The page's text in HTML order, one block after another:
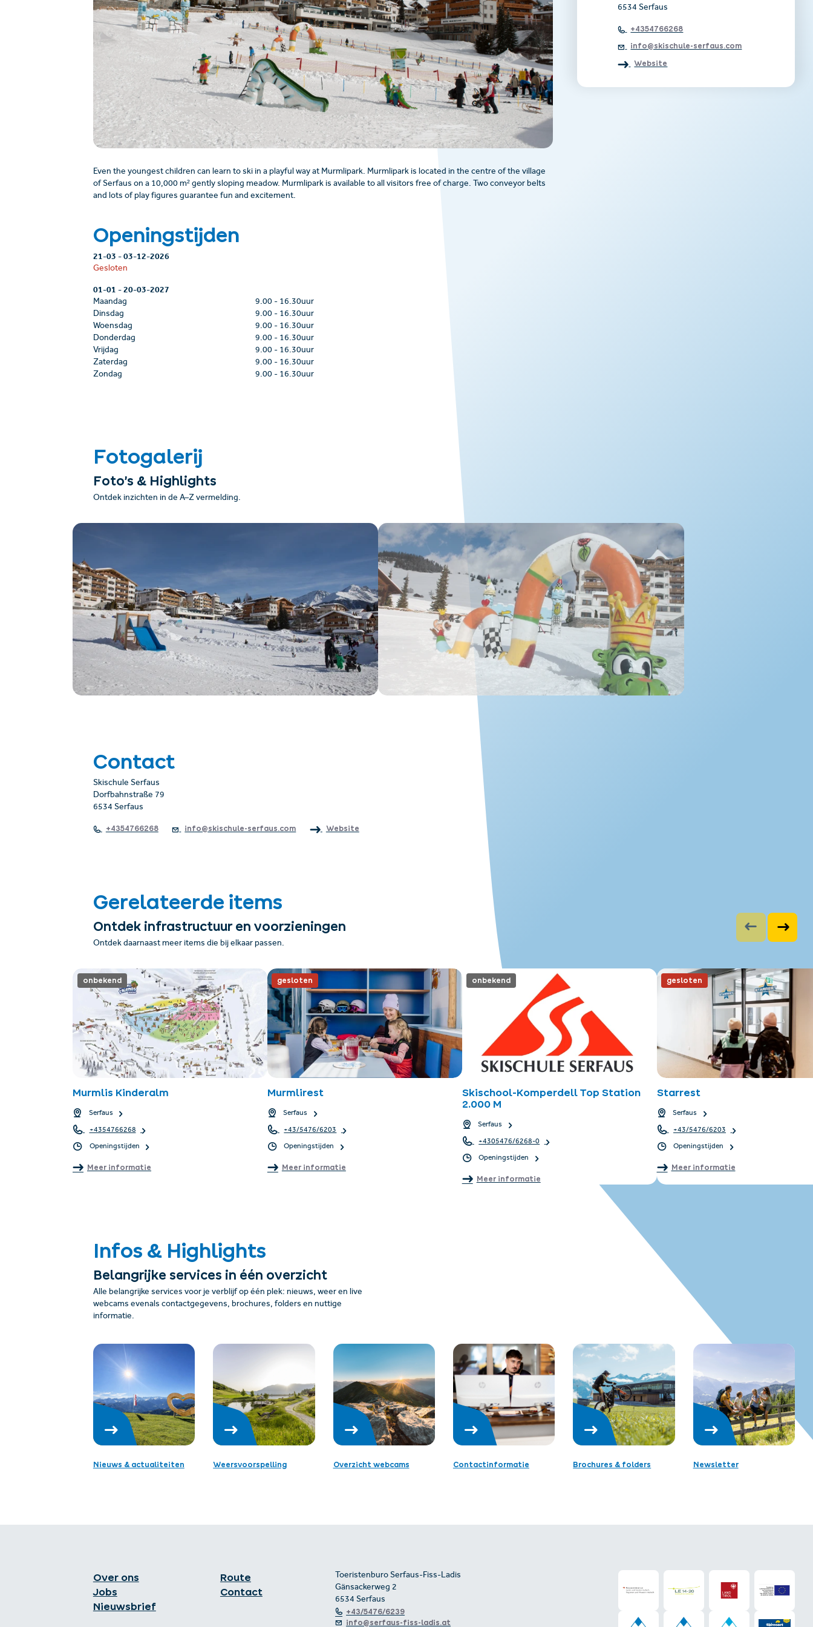
Even the youngest children can learn to ski in a playful way at Murmlipark. Murmlipark is located in the centre of the village
of Serfaus on a 10,000 m² gently sloping meadow. Murmlipark is available to all visitors free of charge. Two conveyor belts
and lots of play figures guarantee fun and excitement.
Openingstijden
21-03-03-12-2026
Gesloten
01-01-20-03-2027
Maandag 9.00- 16.30uur
Dinsdag
9.00- 16.30uur
Woensdag
9.00- 16.30uur
Donderdag
9.00- 16.30uur
Vrijdag
9.00- 16.30uur
Zaterdag
9.00- 16.30uur
Zondag
9.00- 16.30uur
6534 Serfaus
+4354766268
info@skischule-serfaus.com
Website
Fotogalerij
Foto’s & Highlights
Ontdek inzichten in de A–Z vermelding.
Contact
Skischule Serfaus
Dorfbahnstraße 79
6534 Serfaus
+4354766268 info@skischule-serfaus.com Website
Gerelateerde items
Ontdek infrastructuur en voorzieningen
Ontdek daarnaast meer items die bij elkaar passen.
onbekend
Murmlis Kinderalm
Serfaus
+4354766268
Openingstijden
Meer informatie
gesloten
Murmlirest
Serfaus
+43/5476/6203
Openingstijden
Meer informatie
onbekend
Skischool-Komperdell Top Station
2.000 M
Serfaus
+4305476/6268-0
Openingstijden
Meer informatie
gesloten
Starrest
Serfaus
+43/5476/6203
Openingstijden
Meer informatie
Infos & Highlights
Belangrijke services in één overzicht
Alle belangrijke services voor je verblijf op één plek: nieuws, weer en live
webcams evenals contactgegevens, brochures, folders en nuttige
informatie.
Nieuws & actualiteiten Weersvoorspelling Overzicht webcams Contactinformatie Brochures & folders Newsletter
Over ons
Jobs
Nieuwsbrief
Route
Contact
Toeristenburo Serfaus-Fiss-Ladis
Gänsackerweg 2
6534 Serfaus
+43/5476/6239
info@serfaus-fiss-ladis.at